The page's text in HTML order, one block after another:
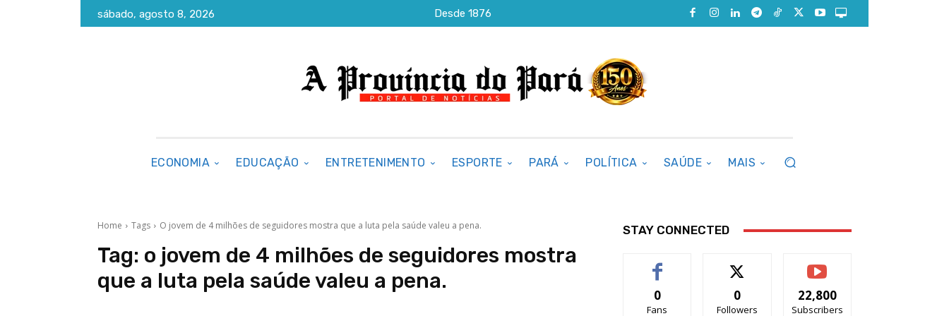
sábado, agosto 8, 2026 Desde 1876
ECONOMIA EDUCAÇÃO ENTRETENIMENTO ESPORTE PARÁ POLÍTICA SAÚDE MAIS
Home Tags O jovem de 4 milhões de seguidores mostra que a luta pela saúde valeu a pena.
Tag: o jovem de 4 milhões de seguidores mostra
que a luta pela saúde valeu a pena.
STAY CONNECTED
0
Fans
0
Followers
22,800
Subscribers